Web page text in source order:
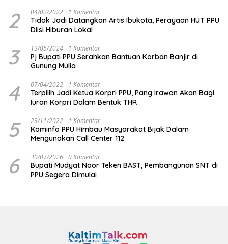
2 04/02/2022 1 Komentar
Tidak Jadi Datangkan Artis Ibukota, Perayaan HUT PPU
Diisi Hiburan Lokal
3 13/05/2024 1 Komentar
Pj Bupati PPU Serahkan Bantuan Korban Banjir di
Gunung Mulia
4 07/04/2022 1 Komentar
Terpilih Jadi Ketua Korpri PPU, Pang Irawan Akan Bagi
Iuran Korpri Dalam Bentuk THR
5 23/11/2022 1 Komentar
Kominfo PPU Himbau Masyarakat Bijak Dalam
Mengunakan Call Center 112
6 30/07/2026 0 Komentar
Bupati Mudyat Noor Teken BAST, Pembangunan SNT di
PPU Segera Dimulai